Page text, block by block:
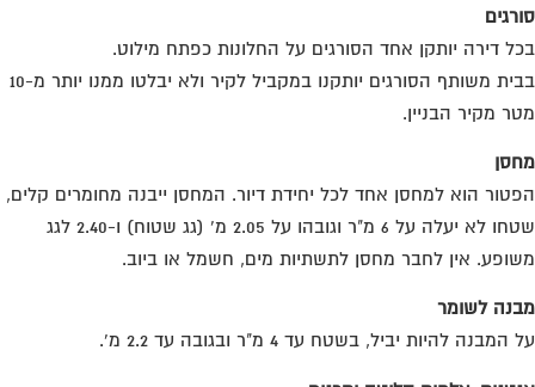
דירה יותקן אחד הסורגים על החלונות כפתח מילוט.
בבית משותף הסורגים יותקנו במקביל לקיר ולא יבלטו ממנו יותר מ-10
מקיר הבניין.
הוא למחסן אחד לכל יחידת דיור. המחסן ייבנה מחומרים קלים,
שטחו לא יעלה על 6 מ"ר וגובהו על 2.05 מ' (גג שטוח) ו-2.40 לגג
אין לחבר מחסן לתשתיות מים, חשמל או ביוב.
לשומר
להיות יביל, בשטח עד 4 מ"ר ובגובה עד 2.2 מ'.